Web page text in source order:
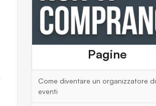
Pagine
Come diventare un organizzatore di
eventi